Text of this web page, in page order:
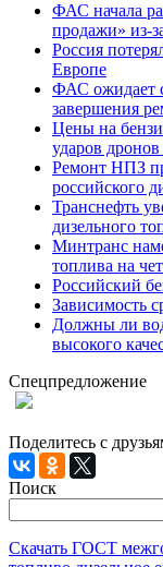
ФАС начала
продажи» из-
Россия
Европе
ФАС ожидает
завершения
Цены на
ударов
Ремонт НПЗ
российского
Транснефть
дизельного
Минтранс
топлива на
Российский
Зависимость
Должны ли
высокого
Спецпредложение
Поделитесь с
Поиск
Скачать ГОСТ